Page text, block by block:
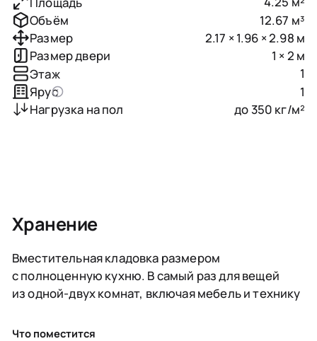
Объём
12.67 м³
Размер
2.17 × 1.96 × 2.98 м
Размер двери
1 × 2 м
Этаж
1
Ярус
1
Нагрузка на пол
до 350 кг/м²
Хранение
Вместительная кладовка размером
с полноценную кухню. В самый раз для вещей
из одной-двух комнат, включая мебель и технику
Что поместится